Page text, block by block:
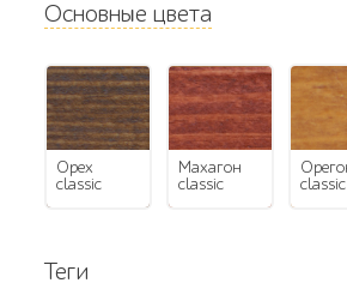
Основные цвета
орех
classic
махагон
classic
орегон
classic
Теги